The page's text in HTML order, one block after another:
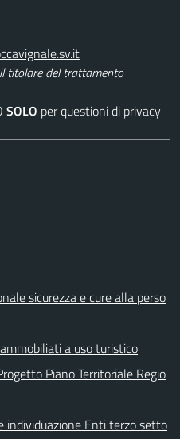
titolare del trattamento
SOLO per questioni di privacy
sicurezza e cure alla perso
a uso turistico
Piano Territoriale Regio
individuazione Enti terzo setto